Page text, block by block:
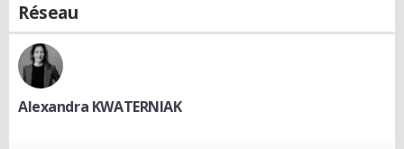
Réseau
Alexandra KWATERNIAK